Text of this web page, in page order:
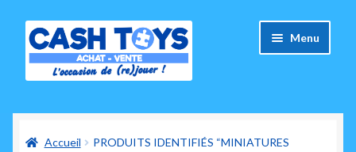
Aller
à
Aller
au
contenu
Menu
Carte Cadeau
Accueil
PRODUITS IDENTIFIÉS “MINIATURES